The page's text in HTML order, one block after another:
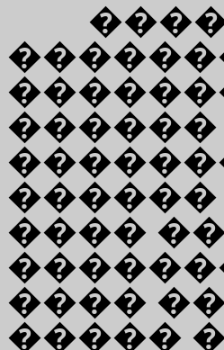
������
������
����
����
�����